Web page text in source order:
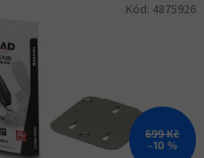
699 Kč
–10 %
Kód: 4875926